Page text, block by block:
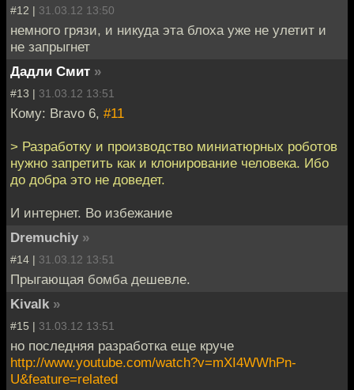
#12 | 31.03.12 13:50
немного грязи, и никуда эта блоха уже не улетит и
не запрыгнет
Дадли Смит »
#13 | 31.03.12 13:51
Кому: Bravo 6, #11
> Разработку и производство миниатюрных роботов
нужно запретить как и клонирование человека. Ибо
до добра это не доведет.
И интернет. Во избежание
Dremuchiy »
#14 | 31.03.12 13:51
Прыгающая бомба дешевле.
Kivalk »
#15 | 31.03.12 13:51
но последняя разработка еще круче
http://www.youtube.com/watch?v=mXI4WWhPn-
U&feature=related